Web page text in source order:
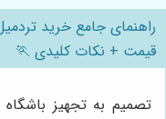
راهنمای جامع خرید
قیمت + نکات کلیدی 🏃
تصمیم به تجهیز